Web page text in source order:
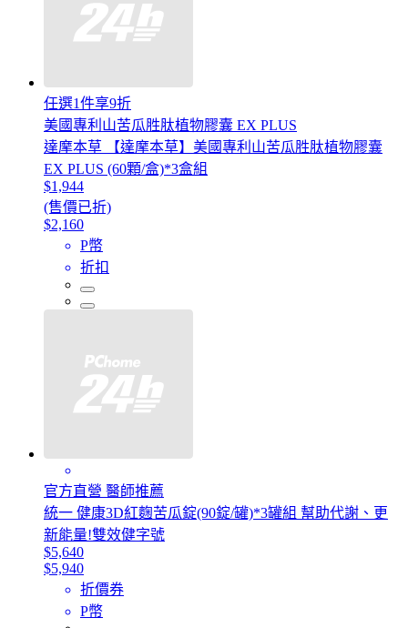
任選1件享9折
美國專利山苦瓜胜肽植物膠囊 EX PLUS
達摩本草 【達摩本草】美國專利山苦瓜胜肽植物膠囊
EX PLUS (60顆/盒)*3盒組
$1,944
(售價已折)
$2,160
P幣
折扣
官方直營 醫師推薦
統一 健康3D紅麴苦瓜錠(90錠/罐)*3罐組 幫助代謝、更
新能量!雙效健字號
$5,640
$5,940
折價券
P幣